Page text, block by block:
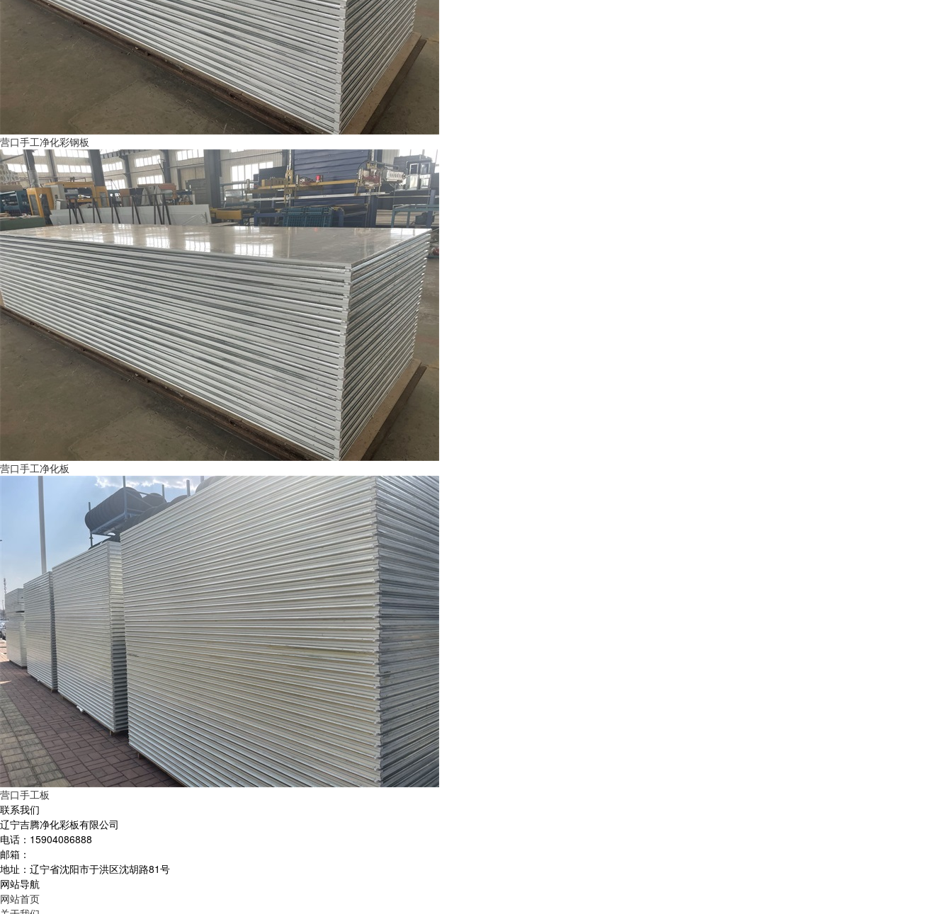
营口手工净化彩钢板
营口手工净化板
营口手工板
联系我们
辽宁吉腾净化彩板有限公司
电话：15904086888
邮箱：
地址：辽宁省沈阳市于洪区沈胡路81号
网站导航
网站首页